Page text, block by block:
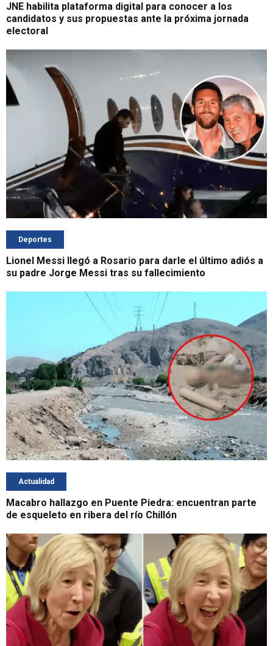
JNE habilita plataforma digital para conocer a los
candidatos y sus propuestas ante la próxima jornada
electoral
Deportes
Lionel Messi llegó a Rosario para darle el último adiós a
su padre Jorge Messi tras su fallecimiento
Actualidad
Macabro hallazgo en Puente Piedra: encuentran parte
de esqueleto en ribera del río Chillón